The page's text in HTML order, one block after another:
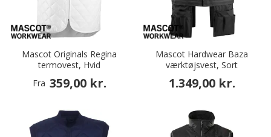
Mascot Originals Regina
termovest, Hvid
Fra 359,00 kr.
Mascot Hardwear Baza
værktøjsvest, Sort
1.349,00 kr.